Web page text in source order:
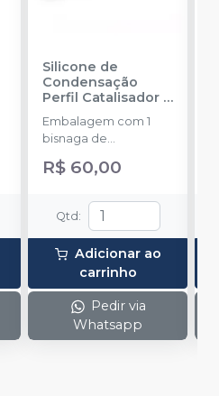
Silicone de
Condensação
Perfil Catalisador-
VIGODENT
Embalagem com 1
bisnaga de
catalisador com 50g.
R$ 60,00
Qtd :
Adicionar ao
carrinho
Pedir via
Whatsapp